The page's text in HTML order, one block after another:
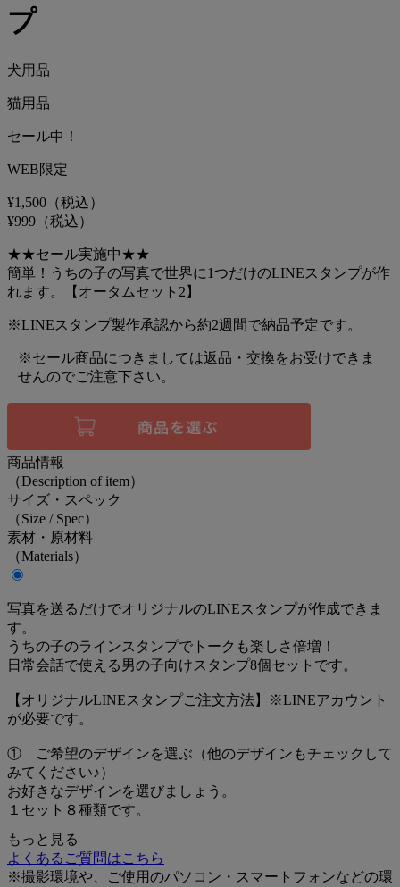
プ
犬用品
猫用品
セール中！
WEB限定
¥1,500 （税込）
¥999 （税込）
★★セール実施中★★
簡単！うちの子の写真で世界に1つだけのLINEスタンプが作
れます。【オータムセット2】
※LINEスタンプ製作承認から約2週間で納品予定です。
※セール商品につきましては返品・交換をお受けできま
せんのでご注意下さい。
商品情報
（Description of item）
サイズ・スペック
（Size / Spec）
素材・原材料
（Materials）
写真を送るだけでオリジナルのLINEスタンプが作成できま
す。
うちの子のラインスタンプでトークも楽しさ倍増！
日常会話で使える男の子向けスタンプ8個セットです。
【オリジナルLINEスタンプご注文方法】※LINEアカウント
が必要です。
① ご希望のデザインを選ぶ（他のデザインもチェックして
みてください♪）
お好きなデザインを選びましょう。
１セット８種類です。
② ご注文手続き
※オリジナルLINEスタンプは、通常商品や定期便商品、ポ
イント交換商品と同時にご購入いただけません。1回ずつ分
もっと見る
よくあるご質問はこちら
※撮影環境や、ご使用のパソコン・スマートフォンなどの環